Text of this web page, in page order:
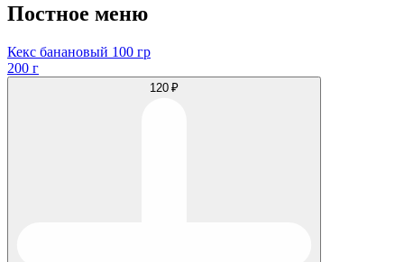
Постное меню
Кекс банановый 100 гр
200 г
120 ₽